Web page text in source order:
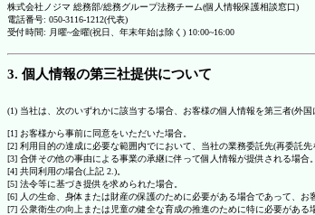
株式会社ノジマ 総務部/総務グループ法務チーム(個人情報保護相談窓口)
電話番号: 050-3116-1212(代表)
受付時間: 月曜~金曜(祝日、年末年始は除く) 10:00~16:00
3. 個人情報の第三社提供について
(1) 当社は、次のいずれかに該当する場合、お客様の個人情報を第三者(外
[1] お客様から事前に同意をいただいた場合。
[2] 利用目的の達成に必要な範囲内でにおいて、当社の業務委託先(再委託先
[3] 合併その他の事由による事業の承継に伴って個人情報が提供される場合。
[4] 共同利用の場合(上記 2.)。
[5] 法令等に基づき提供を求められた場合。
[6] 人の生命、身体または財産の保護のために必要がある場合であって、お
[7] 公衆衛生の向上または児童の健全な育成の推進のために特に必要がある